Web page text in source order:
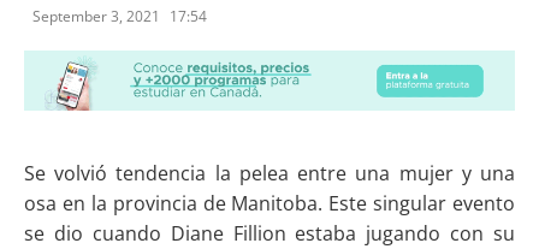
September 3, 2021 17:54
Se volvió tendencia la pelea entre una mujer y una
osa en la provincia de Manitoba. Este singular evento
se dio cuando Diane Fillion estaba jugando con su